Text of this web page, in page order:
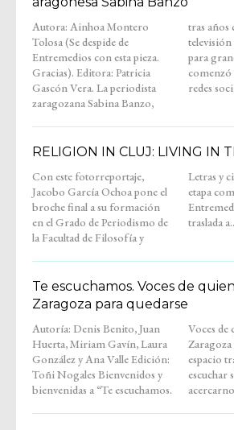
Autora: Ainhoa Montero
Tolosa (Se despide de
Entremedios con esta pieza.
Gracias). Editora: Patricia
Gascón Vera. La periodista
zaragozana Sabina Banzo,
tras años como reportera de
televisión y locutora de spots
para grandes marcas,
comenzó su andadura en
redes
RELIGION IN CLUJ: LIVING IN
Con este fotorreportaje,
Jacobo García Ochoa pone el
broche final a su formación
en el Grado de Periodismo de
la Facultad de Filosofía y
Letras y cierra también su
etapa como colaborador de
Entremedios. Su trabajo nos
traslada
Te escuchamos. Voces de
Zaragoza para quedarse
Autoría: Denis Benito, Juan
Huerta, Miriam Gavín, Laura
González y Ana Valle Edición:
Toñi Nogales Bienvenidos y
bienvenidas a “Te escuchamos.
Voces de quienes llegaron a
Zaragoza para quedarse”. Un
espacio tranquilo, hecho para
escuchar sin prisas y